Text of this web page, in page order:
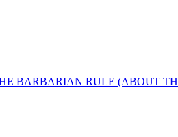
BARBARIAN RULE (ABOUT